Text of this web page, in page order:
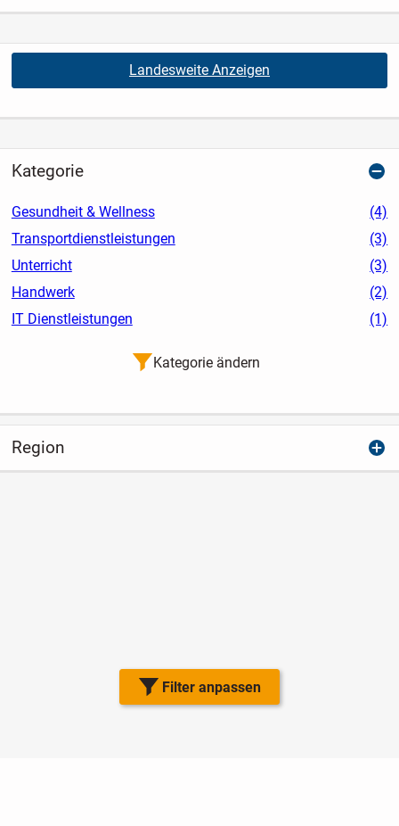
Filter anpassen
Landesweite Anzeigen
Kategorie
Gesundheit & Wellness
(4)
Transportdienstleistungen
(3)
Unterricht
(3)
Handwerk
(2)
IT Dienstleistungen
(1)
Kategorie ändern
Region